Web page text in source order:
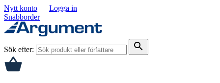
Nytt konto
Logga in
Snabborder
Sök efter: search